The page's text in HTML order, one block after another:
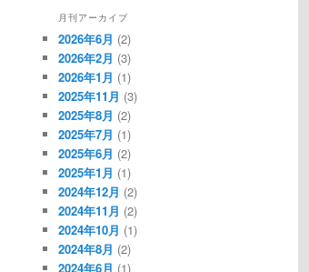
月刊アーカイブ
2026年6月 (2)
2026年2月 (3)
2026年1月 (1)
2025年11月 (3)
2025年8月 (2)
2025年7月 (1)
2025年6月 (2)
2025年1月 (1)
2024年12月 (2)
2024年11月 (2)
2024年10月 (1)
2024年8月 (2)
2024年6月 (1)